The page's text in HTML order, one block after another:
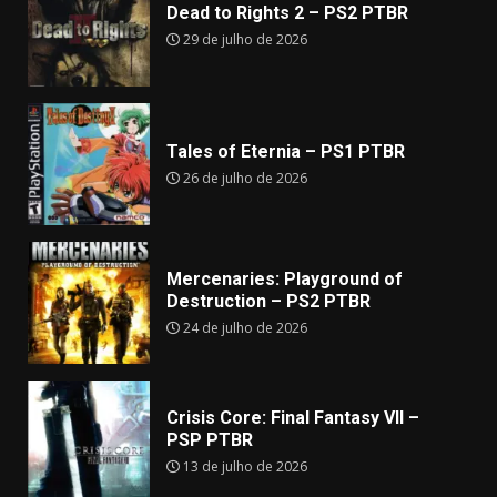
Dead to Rights 2 – PS2 PTBR
29 de julho de 2026
Tales of Eternia – PS1 PTBR
26 de julho de 2026
Mercenaries: Playground of
Destruction – PS2 PTBR
24 de julho de 2026
Crisis Core: Final Fantasy VII –
PSP PTBR
13 de julho de 2026